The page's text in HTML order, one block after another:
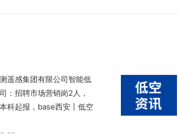
遥感集团有限公司智能低
：招聘市场营销岗2人，
科起报，base西安丨低空